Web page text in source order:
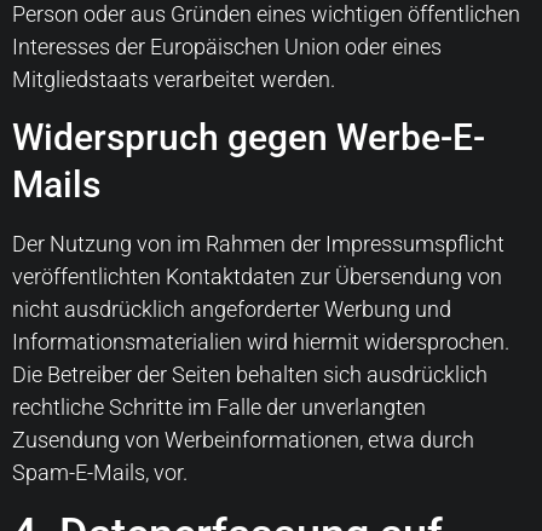
Person oder aus Gründen eines wichtigen öffentlichen
Interesses der Europäischen Union oder eines
Mitgliedstaats verarbeitet werden.
Widerspruch gegen Werbe-E-
Mails
Der Nutzung von im Rahmen der Impressumspflicht
veröffentlichten Kontaktdaten zur Übersendung von
nicht ausdrücklich angeforderter Werbung und
Informationsmaterialien wird hiermit widersprochen.
Die Betreiber der Seiten behalten sich ausdrücklich
rechtliche Schritte im Falle der unverlangten
Zusendung von Werbeinformationen, etwa durch
Spam-E-Mails, vor.